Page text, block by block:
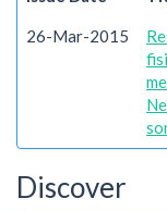
26-Mar-2015
Discover